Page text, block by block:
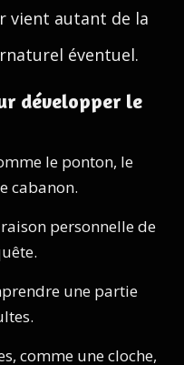
vient autant de la
éventuel.
développer le
le ponton, le
cabanon.
personnelle de
une partie
comme une cloche,